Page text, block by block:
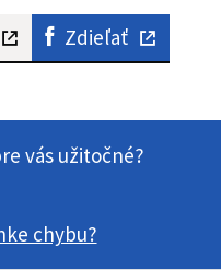
Zdieľať
vás užitočné?
chybu?